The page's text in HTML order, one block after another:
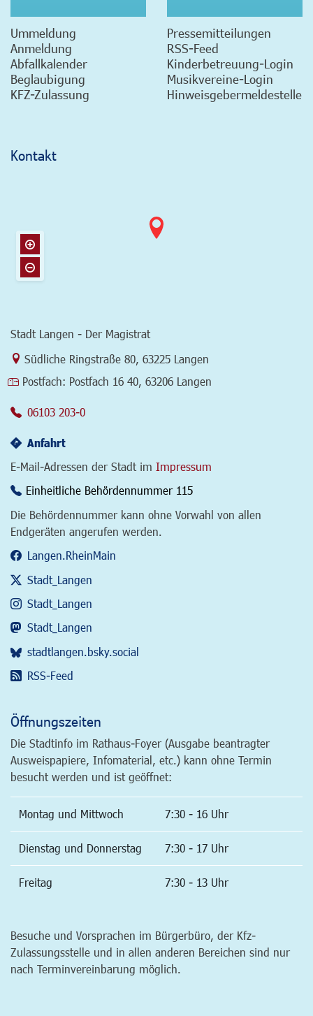
Ummeldung
Anmeldung
Abfallkalender
Beglaubigung
KFZ-Zulassung
Pressemitteilungen
RSS-Feed
Kinderbetreuung-Login
Musikvereine-Login
Hinweisgebermeldestelle
Kontakt
Stadt Langen - Der Magistrat
Link zur Google-Maps Navigation
Südliche Ringstraße 80 63225 Langen
Postfach: Postfach 16 40, 63206 Langen
06103 203-0
Anfahrt
E-Mail-Adressen der Stadt im Impressum
Einheitliche Behördennummer 115
Die Behördennummer kann ohne Vorwahl von allen
Endgeräten angerufen werden.
Langen.RheinMain
Stadt_Langen
Stadt_Langen
Stadt_Langen
stadtlangen.bsky.social
RSS-Feed
Öffnungszeiten
Die Stadtinfo im Rathaus-Foyer (Ausgabe beantragter
Ausweispapiere, Infomaterial, etc.) kann ohne Termin
besucht werden und ist geöffnet:
Montag und Mittwoch 7:30 - 16 Uhr
Dienstag und Donnerstag 7:30 - 17 Uhr
Freitag 7:30 - 13 Uhr
Besuche und Vorsprachen im Bürgerbüro, der Kfz-
Zulassungsstelle und in allen anderen Bereichen sind nur
nach Terminvereinbarung möglich.